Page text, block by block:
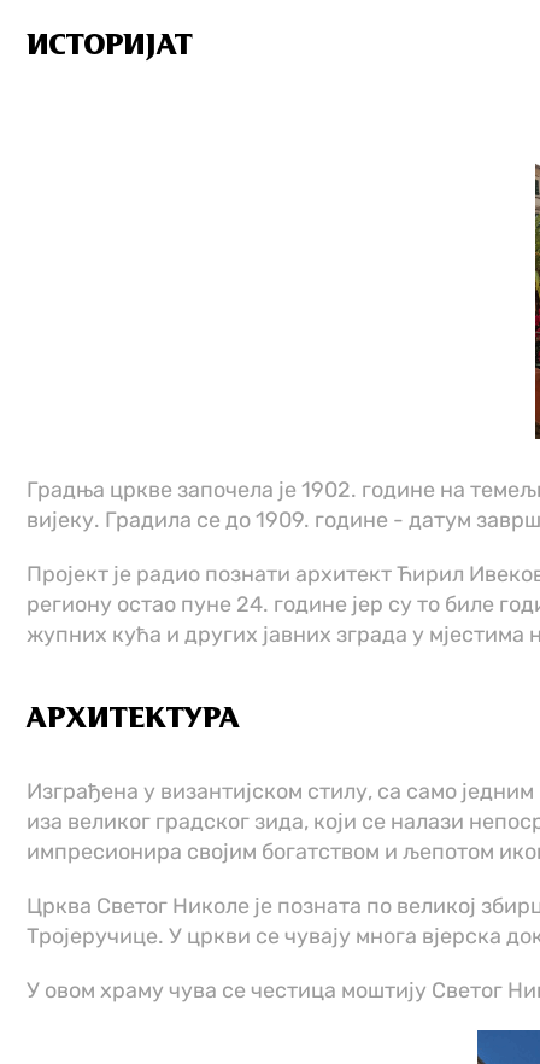
ИСТОРИЈАТ
Градња цркве започела је 1902. године на
вијеку. Градила се до 1909. године - датум
Пројект је радио познати архитект Ћирил
региону остао пуне 24. године јер су то биле
жупних кућа и других јавних зграда у
АРХИТЕКТУРА
Изграђена у византијском стилу, са само
иза великог градског зида, који се налази
импресионира својим богатством и љепотом
Црква Светог Николе је позната по великој
Тројеручице. У цркви се чувају многа вјерска
У овом храму чува се честица моштију Светог